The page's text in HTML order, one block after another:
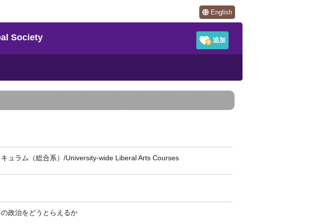
English
Society
ュラム（総合系）/University-wide Liberal Arts Courses
政治をどうとらえるか